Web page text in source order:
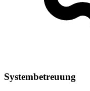
Systembetreuung